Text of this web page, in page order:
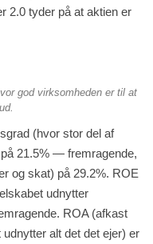
2.0 tyder på at aktien er
god virksomheden er til at
(hvor stor del af
21.5% — fremragende,
og skat) på 29.2%. ROE
udnytter
ROA (afkast
alt det det ejer) er